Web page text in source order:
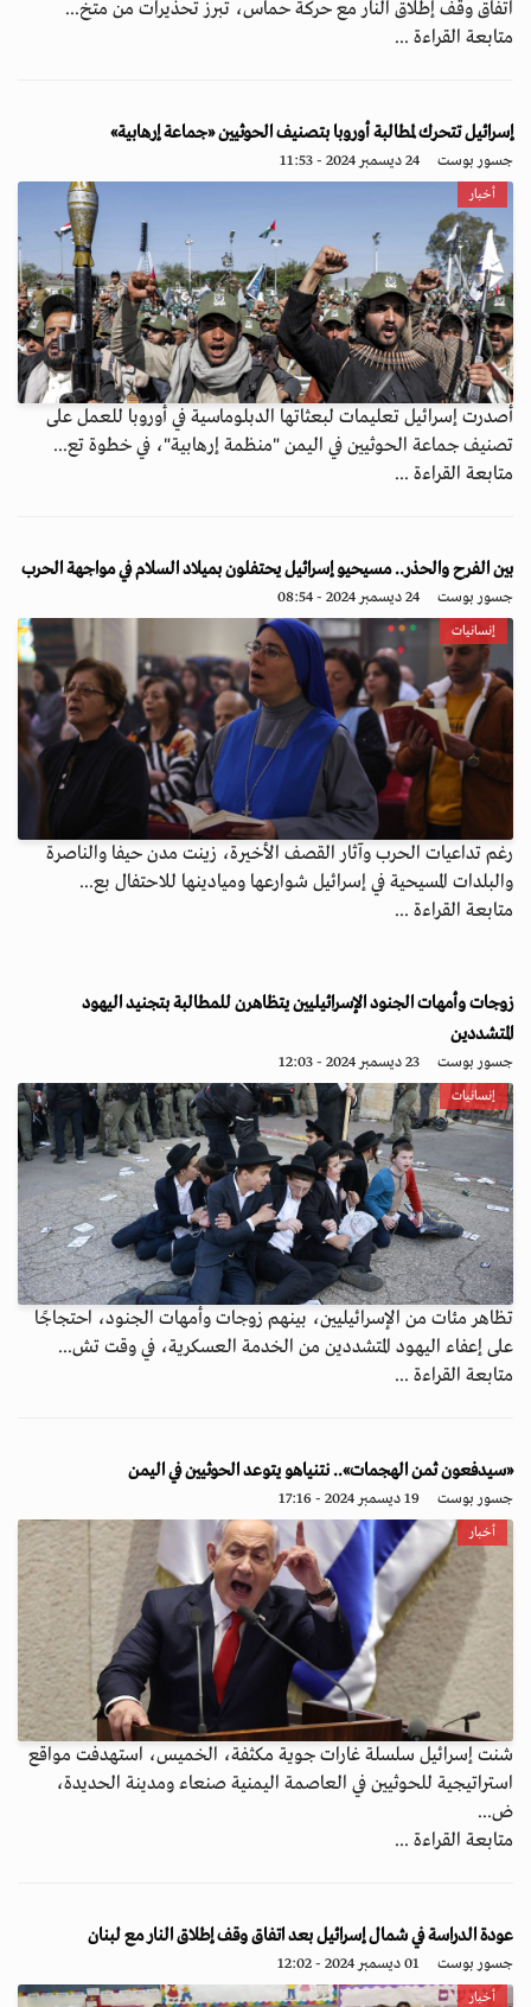
اتفاق وقف إطلاق النار مع حركة حماس، تبرز تحذيرات من متخ...
متابعة القراءة ...
إسرائيل تتحرك لمطالبة أوروبا بتصنيف الحوثيين «جماعة إرهابية»
جسور بوست 24 ديسمبر 2024 - 11:53
أخبار
أصدرت إسرائيل تعليمات لبعثاتها الدبلوماسية في أوروبا للعمل على
تصنيف جماعة الحوثيين في اليمن "منظمة إرهابية"، في خطوة تع...
متابعة القراءة ...
بين الفرح والحذر.. مسيحيو إسرائيل يحتفلون بميلاد السلام في مواجهة الحرب
جسور بوست 24 ديسمبر 2024 - 08:54
إنسانيات
رغم تداعيات الحرب وآثار القصف الأخيرة، زينت مدن حيفا والناصرة
والبلدات المسيحية في إسرائيل شوارعها وميادينها للاحتفال بع...
متابعة القراءة ...
زوجات وأمهات الجنود الإسرائيليين يتظاهرن للمطالبة بتجنيد اليهود
المتشددين
جسور بوست 23 ديسمبر 2024 - 12:03
إنسانيات
تظاهر مئات من الإسرائيليين، بينهم زوجات وأمهات الجنود، احتجاجًا
على إعفاء اليهود المتشددين من الخدمة العسكرية، في وقت تش...
متابعة القراءة ...
«سيدفعون ثمن الهجمات».. نتنياهو يتوعد الحوثيين في اليمن
جسور بوست 19 ديسمبر 2024 - 17:16
أخبار
شنت إسرائيل سلسلة غارات جوية مكثفة، الخميس، استهدفت مواقع
استراتيجية للحوثيين في العاصمة اليمنية صنعاء ومدينة الحديدة،
ض...
متابعة القراءة ...
عودة الدراسة في شمال إسرائيل بعد اتفاق وقف إطلاق النار مع لبنان
جسور بوست 01 ديسمبر 2024 - 12:02
أخبار